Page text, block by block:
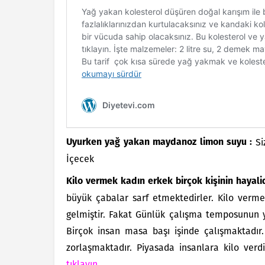
Uyurken yağ yakan maydanoz limon suyu :
İçecek
Kilo vermek kadın erkek birçok kişinin
büyük çabalar sarf etmektedirler. Kilo
gelmiştir. Fakat Günlük çalışma
Birçok insan masa başı işinde
zorlaşmaktadır. Piyasada insanlara kilo